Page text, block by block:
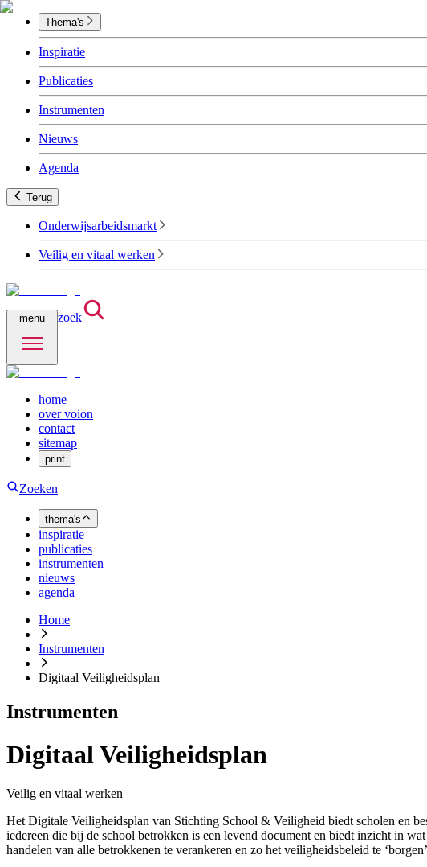
Thema's
Inspiratie
Publicaties
Instrumenten
Nieuws
Agenda
Terug
Onderwijsarbeidsmarkt
Veilig en vitaal werken
menu zoek
home
over voion
contact
sitemap
print
Zoeken
thema's
inspiratie
publicaties
instrumenten
nieuws
agenda
Home
Instrumenten
Digitaal Veiligheidsplan
Instrumenten
Digitaal Veiligheidsplan
Veilig en vitaal werken
Het Digitale Veiligheidsplan van Stichting School & Veiligheid biedt scholen en
iedereen die bij de school betrokken is een levend document en biedt inzicht in
handelen van alle betrokkenen te verankeren en zo het veiligheidsbeleid te